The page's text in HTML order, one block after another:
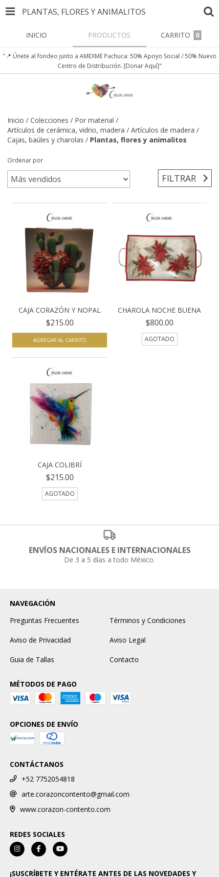
PLANTAS, FLORES Y ANIMALITOS
INICIO PRODUCTOS CARRITO 0
"📍 Únete al fondeo junto a AMEXME Pachuca: 50% Apoyo Social / 50% Nuevo
Centro de Distribución. [Donar Aquí]"
Inicio / Colecciones / Por material /
Artículos de cerámica, vidrio, madera / Artículos de madera /
Cajas, baúles y charolas / Plantas, flores y animalitos
Ordenar por
FILTRAR
CAJA CORAZÓN Y NOPAL
$215.00
CHAROLA NOCHE BUENA
$800.00
AGOTADO
CAJA COLIBRÍ
$215.00
AGOTADO
ENVÍOS NACIONALES E INTERNACIONALES
De 3 a 5 días a todo México.
NAVEGACIÓN
Preguntas Frecuentes
Términos y Condiciones
Aviso de Privacidad Aviso Legal
Guia de Tallas Contacto
MÉTODOS DE PAGO
OPCIONES DE ENVÍO
CONTÁCTANOS
+52 7752054818
arte.corazoncontento@gmail.com
www.corazon-contento.com
REDES SOCIALES
¡SUSCRÍBETE Y ENTÉRATE ANTES DE LAS NOVEDADES Y